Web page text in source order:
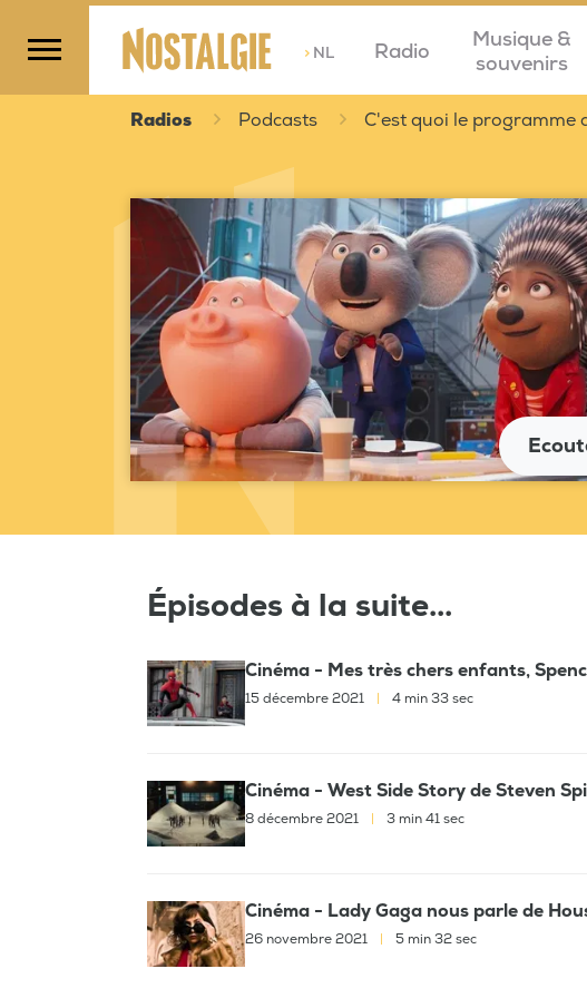
>NL Radio
Musique &
souvenirs
Radios Podcasts C'est quoi le programme
Épisodes à la suite...
Cinéma - Mes très chers enfants,
15 décembre 2021 4 min 33 sec
Cinéma - West Side Story de Steven
8 décembre 2021 3 min 41 sec
Cinéma - Lady Gaga nous parle de
26 novembre 2021 5 min 32 sec